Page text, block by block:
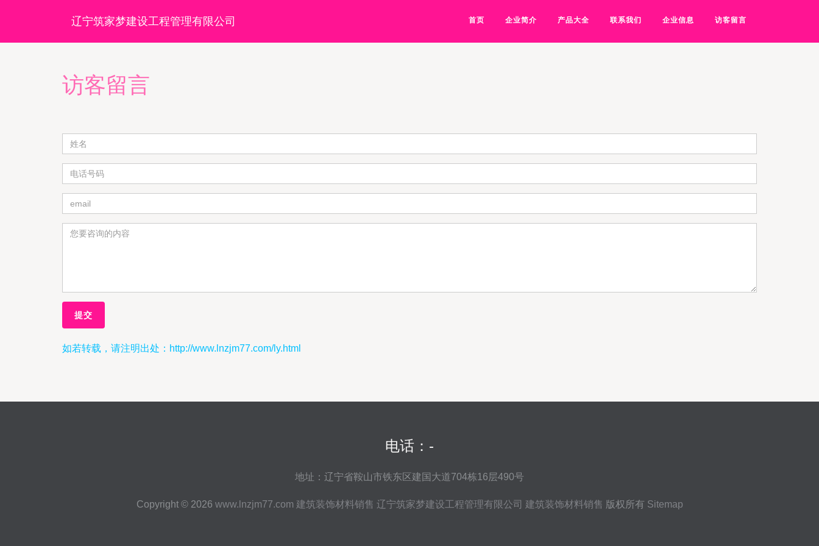
辽宁筑家梦建设工程管理有限公司 首页 企业简介 产品大全 联系我们 企业信息 访客留言
访客留言
如若转载，请注明出处：http://www.lnzjm77.com/ly.html
电话：-
地址：辽宁省鞍山市铁东区建国大道704栋16层490号
Copyright © 2026 www.lnzjm77.com 建筑装饰材料销售 辽宁筑家梦建设工程管理有限公司 建筑装饰材料销售 版权所有 Sitemap